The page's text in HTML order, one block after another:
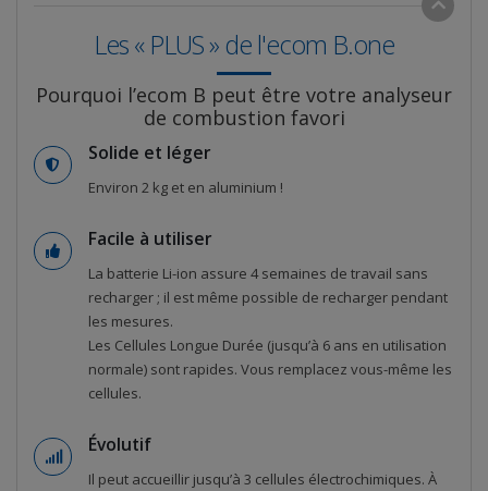
Les « PLUS » de l'ecom B.one
Pourquoi l’ecom B peut être votre analyseur
de combustion favori
Solide et léger
Environ 2 kg et en aluminium !
Facile à utiliser
La batterie Li-ion assure 4 semaines de travail sans
recharger ; il est même possible de recharger pendant
les mesures.
Les Cellules Longue Durée (jusqu’à 6 ans en utilisation
normale) sont rapides. Vous remplacez vous-même les
cellules.
Évolutif
Il peut accueillir jusqu’à 3 cellules électrochimiques. À